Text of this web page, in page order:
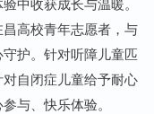
高校青年志愿者，与
护。针对听障儿童匹
自闭症儿童给予耐心
与、快乐体验。